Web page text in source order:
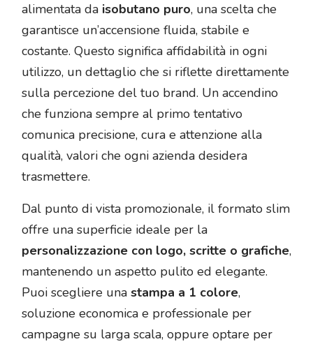
alimentata da isobutano puro, una scelta che
garantisce un’accensione fluida, stabile e
costante. Questo significa affidabilità in ogni
utilizzo, un dettaglio che si riflette direttamente
sulla percezione del tuo brand. Un accendino
che funziona sempre al primo tentativo
comunica precisione, cura e attenzione alla
qualità, valori che ogni azienda desidera
trasmettere.
Dal punto di vista promozionale, il formato slim
offre una superficie ideale per la
personalizzazione con logo, scritte o grafiche,
mantenendo un aspetto pulito ed elegante.
Puoi scegliere una stampa a 1 colore,
soluzione economica e professionale per
campagne su larga scala, oppure optare per